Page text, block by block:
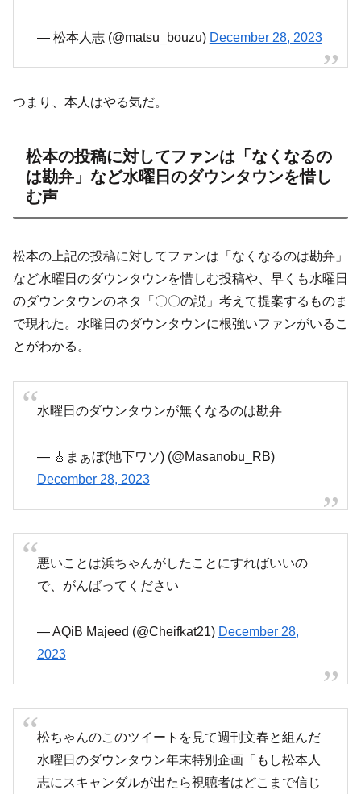
— 松本人志 (@matsu_bouzu) December 28, 2023
つまり、本人はやる気だ。
松本の投稿に対してファンは「なくなるの
は勘弁」など水曜日のダウンタウンを惜し
む声
松本の上記の投稿に対してファンは「なくなるのは勘弁」
など水曜日のダウンタウンを惜しむ投稿や、早くも水曜日
のダウンタウンのネタ「〇〇の説」考えて提案するものま
で現れた。水曜日のダウンタウンに根強いファンがいるこ
とがわかる。
水曜日のダウンタウンが無くなるのは勘弁
— 🎸まぁぼ(地下ワソ) (@Masanobu_RB)
December 28, 2023
悪いことは浜ちゃんがしたことにすればいいの
で、がんばってください
— AQiB Majeed (@Cheifkat21) December 28,
2023
松ちゃんのこのツイートを見て週刊文春と組んだ
水曜日のダウンタウン年末特別企画「もし松本人
志にスキャンダルが出たら視聴者はどこまで信じ